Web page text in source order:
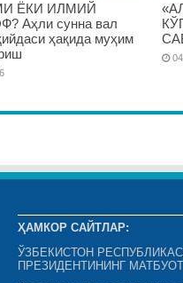
ЁКИ ИЛМИЙ
Аҳли сунна вал
ҳақида муҳим
ҲАМКОР САЙТЛАР:
ЎЗБЕКИСТОН
ПРЕЗИДЕНТИНИНГ